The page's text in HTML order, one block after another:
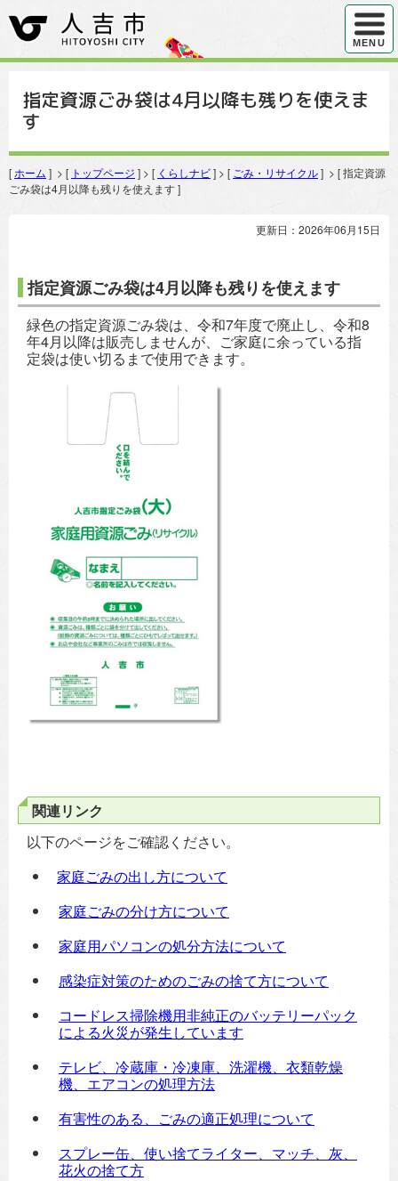
ハンバ
MENU
指定資源ごみ袋は4月以降も残りを使えま
す
[ ホーム ] > [ トップページ ] > [ くらしナビ] > [ ごみ・リサイクル] > [ 指定資源
ごみ袋は4月以降も残りを使えます ]
更新日：2026年06月15日
指定資源ごみ袋は4月以降も残りを使えます
緑色の指定資源ごみ袋は、令和7年度で廃止し、令和8
年4月以降は販売しませんが、ご家庭に余っている指
定袋は使い切るまで使用できます。
関連リンク
以下のページをご確認ください。
家庭ごみの出し方について
家庭ごみの分け方について
家庭用パソコンの処分方法について
感染症対策のためのごみの捨て方について
コードレス掃除機用非純正のバッテリーパック
による火災が発生しています
テレビ、冷蔵庫・冷凍庫、洗濯機、衣類乾燥
機、エアコンの処理方法
有害性のある、ごみの適正処理について
スプレー缶、使い捨てライター、マッチ、灰、
花火の捨て方